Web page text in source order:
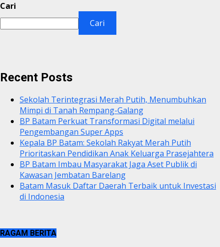
Cari
Cari
Recent Posts
Sekolah Terintegrasi Merah Putih, Menumbuhkan
Mimpi di Tanah Rempang-Galang
BP Batam Perkuat Transformasi Digital melalui
Pengembangan Super Apps
Kepala BP Batam: Sekolah Rakyat Merah Putih
Prioritaskan Pendidikan Anak Keluarga Prasejahtera
BP Batam Imbau Masyarakat Jaga Aset Publik di
Kawasan Jembatan Barelang
Batam Masuk Daftar Daerah Terbaik untuk Investasi
di Indonesia
RAGAM BERITA